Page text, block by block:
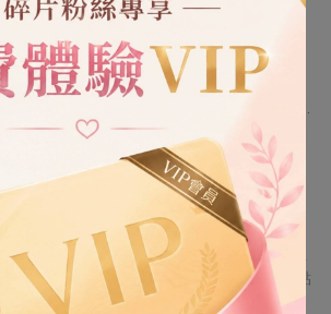
好。」 我張了張嘴,想說那是長姐是故意的。
了粉,描了眉。 想說那也是我心悅的郎君。 可
千言萬語到了嘴邊,卻只剩沉默。 當晚,母親帶
妝。 那是我外祖母留給我的唯一念想。 隔日,
長姐派人送來一包桂花糕:「妹妹別惱,回頭我
給你尋個更好的。」 我開啟油紙包,桂花糕碎
了魚。 轉頭讓祖母給我說了一門親事。
炮灰王妃
家裡逼我嫁給痴傻的小王爺。 我沒有哭沒有
鬧,反而答應的十分爽快。 他心智如孩童,王府
臉不香嗎?反正他什麼也不會。 正當我和一個
窮舉子親親我我,準備有下一步動作時。 眼前
突然出現彈幕: 【笑死,男主帶了一堆人,在門口
啦,她即將下線。】 【誰能想到我們男主寶寶,
一直在裝傻呢!就連姦夫都是他安排的。】 我
還沒反應過來,這些說的是什麼意思,門口傳來
小王爺的聲音: 「咱們都藏這間屋裡吧,嬤嬤肯
古代|大女主|爽文|言情 9.4千字
摳門大學生直播捉僵
我第二次直播招魂，本想低調，首富之子卻狂
砸一萬個嘉年華，感謝我的救母之恩。 機靈點
的已經搶先刷了一個嘉年華，搶到了今天的招